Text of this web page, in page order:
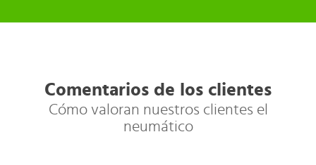
Comentarios de los clientes
Cómo valoran nuestros clientes el
neumático